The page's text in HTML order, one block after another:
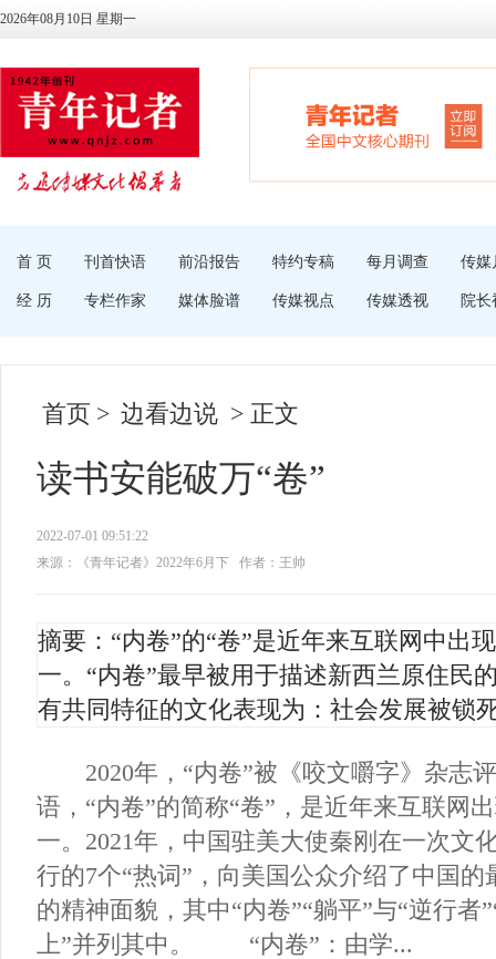
2026年08月10日 星期一
首 页 刊首快语 前沿报告 特约专稿 每月调查 传媒
经 历 专栏作家 媒体脸谱 传媒视点 传媒透视 院长
首页 > 边看边说 > 正文
读书安能破万“卷”
2022-07-01 09:51:22
来源：《青年记者》2022年6月下
作者：王帅
摘要：“内卷”的“卷”是近年来互联网中出
一。“内卷”最早被用于描述新西兰原住民
有共同特征的文化表现为：社会发展被锁
2020年，“内卷”被《咬文嚼字》杂志
语，“内卷”的简称“卷”，是近年来互联网
一。2021年，中国驻美大使秦刚在一次文
行的7个“热词”，向美国公众介绍了中国
的精神面貌，其中“内卷”“躺平”与“逆行者
上”并列其中。 “内卷”：由学...